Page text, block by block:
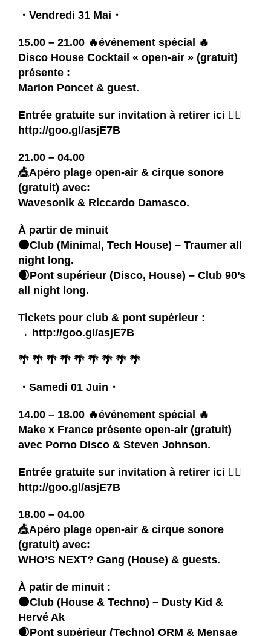
・Vendredi 31 Mai・
15.00 – 21.00 🔥événement spécial 🔥
Disco House Cocktail « open-air » (gratuit)
présente :
Marion Poncet & guest.
Entrée gratuite sur invitation à retirer ici 👉🏽
http://goo.gl/asjE7B
21.00 – 04.00
🎪Apéro plage open-air & cirque sonore
(gratuit) avec:
Wavesonik & Riccardo Damasco.
À partir de minuit
🌑Club (Minimal, Tech House) – Traumer all
night long.
🌒Pont supérieur (Disco, House) – Club 90’s
all night long.
Tickets pour club & pont supérieur :
→ http://goo.gl/asjE7B
🌴 🌴 🌴 🌴 🌴 🌴 🌴 🌴 🌴
・Samedi 01 Juin・
14.00 – 18.00 🔥événement spécial 🔥
Make x France présente open-air (gratuit)
avec Porno Disco & Steven Johnson.
Entrée gratuite sur invitation à retirer ici 👉🏽
http://goo.gl/asjE7B
18.00 – 04.00
🎪Apéro plage open-air & cirque sonore
(gratuit) avec:
WHO’S NEXT? Gang (House) & guests.
À patir de minuit :
🌑Club (House & Techno) – Dusty Kid &
Hervé Ak
🌒Pont supérieur (Techno) ORM & Mensae